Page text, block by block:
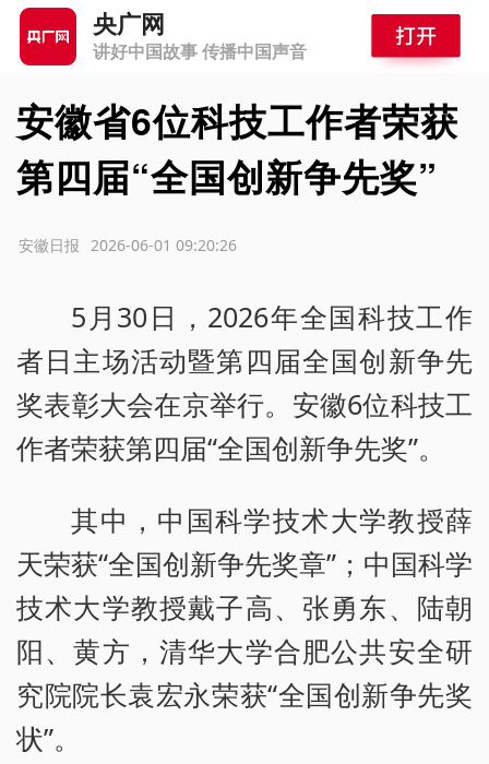
央广网
讲好中国故事 传播中国声音
安徽省6位科技工作者荣获
第四届“全国创新争先奖”
2026-06-01 09:20:26
安徽日报
5月30日，2026年全国科技工作
者日主场活动暨第四届全国创新争先
奖表彰大会在京举行。安徽6位科技工
作者荣获第四届“全国创新争先奖”。
其中，中国科学技术大学教授薛
天荣获“全国创新争先奖章”；中国科学
技术大学教授戴子高、张勇东、陆朝
阳、黄方，清华大学合肥公共安全研
究院院长袁宏永荣获“全国创新争先奖
状”。